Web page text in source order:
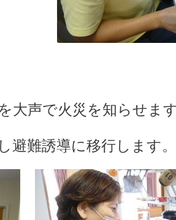
大声で火災を知らせま
避難誘導に移行します。